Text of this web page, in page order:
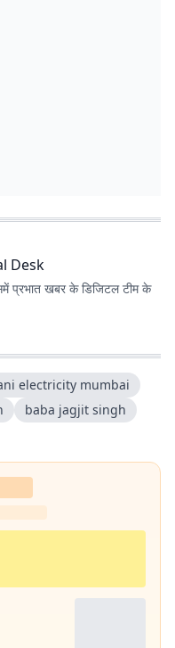
Desk
प्रभात खबर के डिजिटल टीम के
electricity mumbai
baba jagjit singh